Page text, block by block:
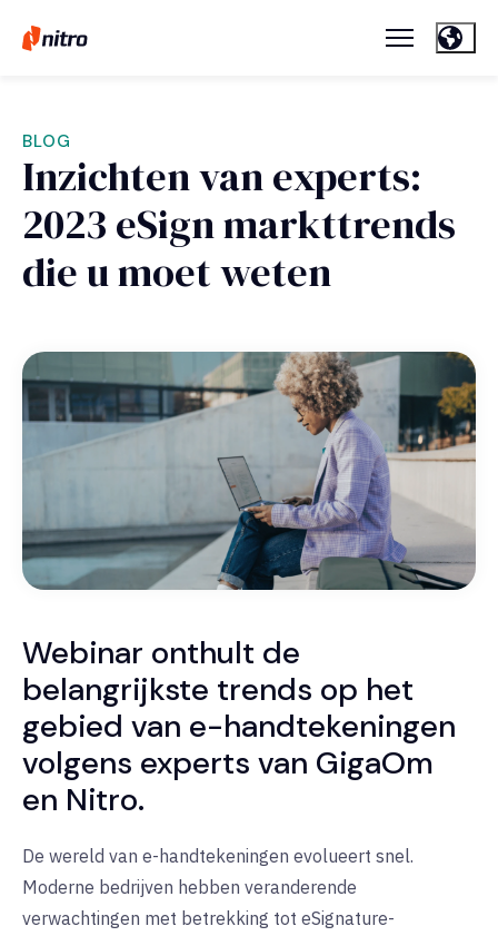
BLOG
Inzichten van experts:
2023 eSign markttrends
die u moet weten
Webinar onthult de
belangrijkste trends op het
gebied van e-handtekeningen
volgens experts van GigaOm
en Nitro.
De wereld van e-handtekeningen evolueert snel.
Moderne bedrijven hebben veranderende
verwachtingen met betrekking tot eSignature-